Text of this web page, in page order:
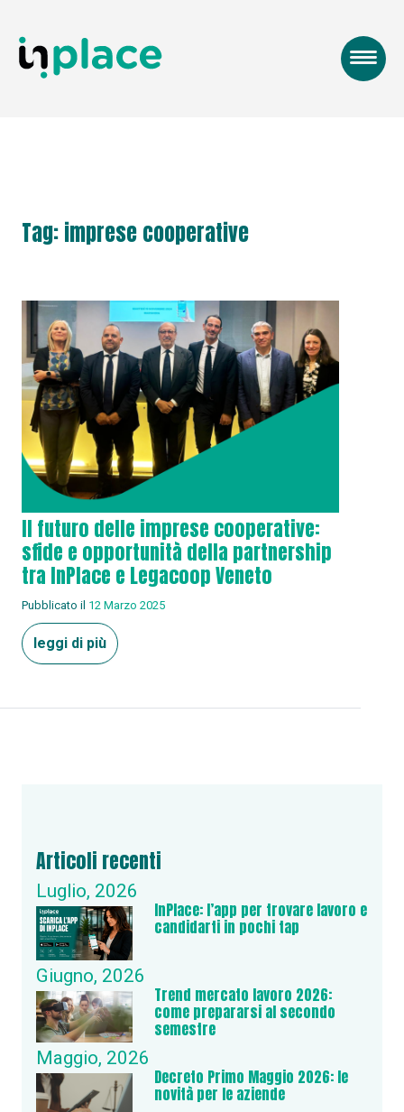
Tag: imprese cooperative
Il futuro delle imprese cooperative:
sfide e opportunità della partnership
tra InPlace e Legacoop Veneto
Pubblicato il 12 Marzo 2025
leggi di più
Articoli recenti
Luglio, 2026
InPlace: l’app per trovare lavoro e
candidarti in pochi tap
Giugno, 2026
Trend mercato lavoro 2026:
come prepararsi al secondo
semestre
Maggio, 2026
Decreto Primo Maggio 2026: le
novità per le aziende